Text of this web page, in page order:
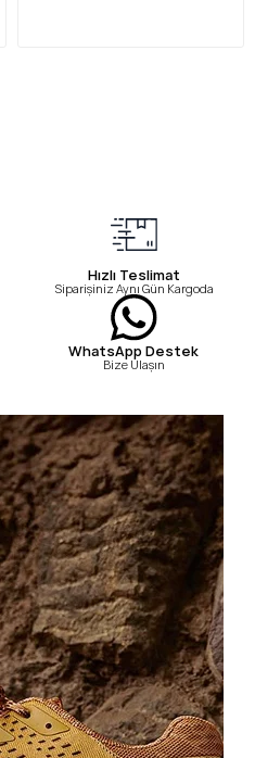
Hızlı Teslimat
Siparişiniz Aynı Gün Kargoda
WhatsApp Destek
Bize Ulaşın